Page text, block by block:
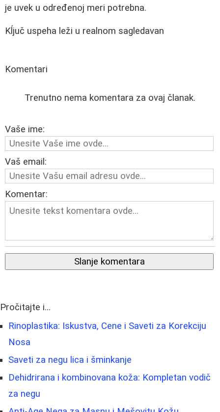
je uvek u određenoj meri potrebna.
Kĺjuč uspeha leži u realnom sagledavan
Komentari
Trenutno nema komentara za ovaj članak.
Vaše ime:
Vaš email:
Komentar:
Slanje komentara
Pročitajte i...
Rinoplastika: Iskustva, Cene i Saveti za Korekciju
Nosa
Saveti za negu lica i šminkanje
Dehidrirana i kombinovana koža: Kompletan vodič
za negu